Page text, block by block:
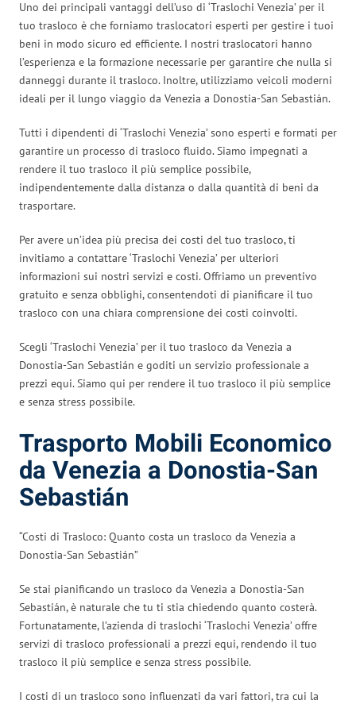
Uno dei principali vantaggi dell’uso di ‘Traslochi Venezia’ per il
tuo trasloco è che forniamo traslocatori esperti per gestire i tuoi
beni in modo sicuro ed efficiente. I nostri traslocatori hanno
l’esperienza e la formazione necessarie per garantire che nulla si
danneggi durante il trasloco. Inoltre, utilizziamo veicoli moderni
ideali per il lungo viaggio da Venezia a Donostia-San Sebastián.
Tutti i dipendenti di ‘Traslochi Venezia’ sono esperti e formati per
garantire un processo di trasloco fluido. Siamo impegnati a
rendere il tuo trasloco il più semplice possibile,
indipendentemente dalla distanza o dalla quantità di beni da
trasportare.
Per avere un’idea più precisa dei costi del tuo trasloco, ti
invitiamo a contattare ‘Traslochi Venezia’ per ulteriori
informazioni sui nostri servizi e costi. Offriamo un preventivo
gratuito e senza obblighi, consentendoti di pianificare il tuo
trasloco con una chiara comprensione dei costi coinvolti.
Scegli ‘Traslochi Venezia’ per il tuo trasloco da Venezia a
Donostia-San Sebastián e goditi un servizio professionale a
prezzi equi. Siamo qui per rendere il tuo trasloco il più semplice
e senza stress possibile.
Trasporto Mobili Economico
da Venezia a Donostia-San
Sebastián
“Costi di Trasloco: Quanto costa un trasloco da Venezia a
Donostia-San Sebastián”
Se stai pianificando un trasloco da Venezia a Donostia-San
Sebastián, è naturale che tu ti stia chiedendo quanto costerà.
Fortunatamente, l’azienda di traslochi ‘Traslochi Venezia’ offre
servizi di trasloco professionali a prezzi equi, rendendo il tuo
trasloco il più semplice e senza stress possibile.
I costi di un trasloco sono influenzati da vari fattori, tra cui la